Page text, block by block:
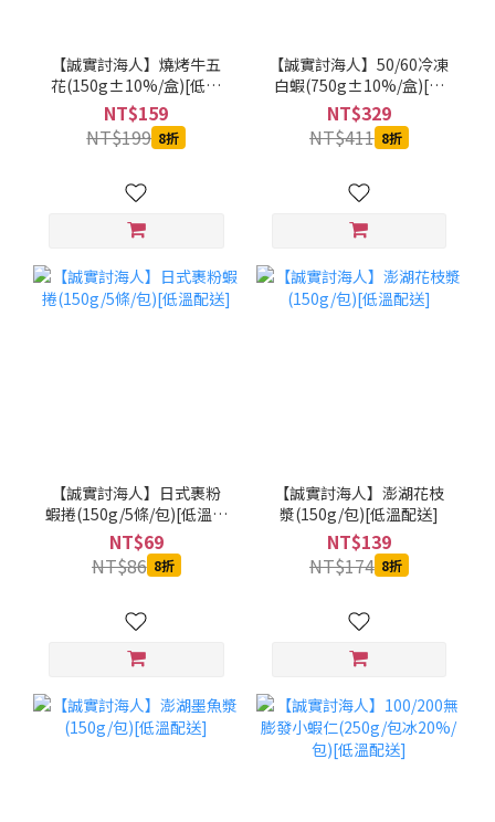
【誠實討海人】燒烤牛五
花(150g±10%/盒)[低溫
配送]
NT$159
NT$199 8折
【誠實討海人】50/60冷凍
白蝦(750g±10%/盒)[低
溫配送]
NT$329
NT$411 8折
【誠實討海人】日式裹粉
蝦捲(150g/5條/包)[低溫配
送]
NT$69
NT$86 8折
【誠實討海人】澎湖花枝
漿(150g/包)[低溫配送]
NT$139
NT$174 8折